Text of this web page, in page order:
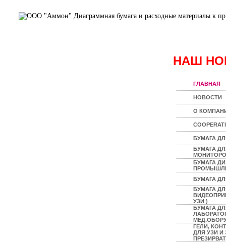
НАШ
ГЛАВНАЯ
НОВОСТИ
О
БУМАГА
БУМАГА
БУМАГА
БУМАГА
БУМАГА
УЗИ )
БУМАГА
ГЕЛИ,
ДЛЯ УЗИ И